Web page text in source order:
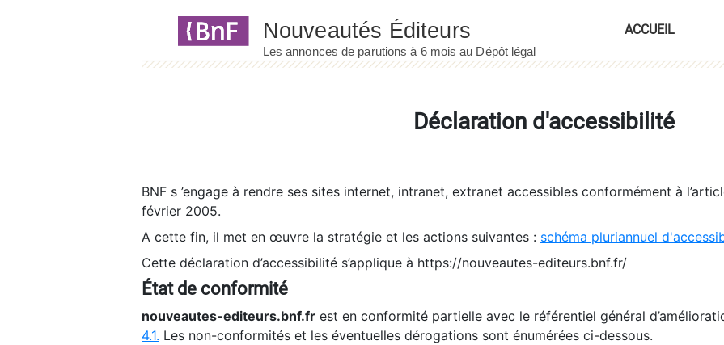
ACCUEIL
Déclaration d'accessibilité
BNF s ’engage à rendre ses sites internet, intranet, extranet accessibles conformément à
février 2005.
A cette fin, il met en œuvre la stratégie et les actions suivantes : schéma pluriannuel
Cette déclaration d’accessibilité s’applique à https://nouveautes-editeurs.bnf.fr/
État de conformité
nouveautes-editeurs.bnf.fr est en conformité partielle avec le référentiel général
4.1. Les non-conformités et les éventuelles dérogations sont énumérées ci-dessous.